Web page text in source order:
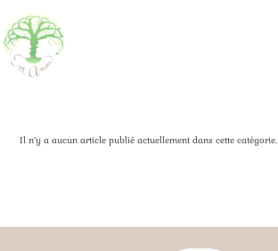
to
content
Il n’y a aucun article publié actuellement dans cette catégorie.